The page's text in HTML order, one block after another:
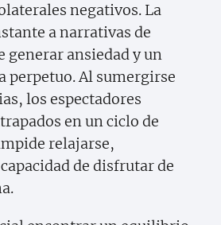
negativos. La
a narrativas de
generar ansiedad y un
perpetuo. Al sumergirse
los espectadores
en un ciclo de
relajarse,
de disfrutar de